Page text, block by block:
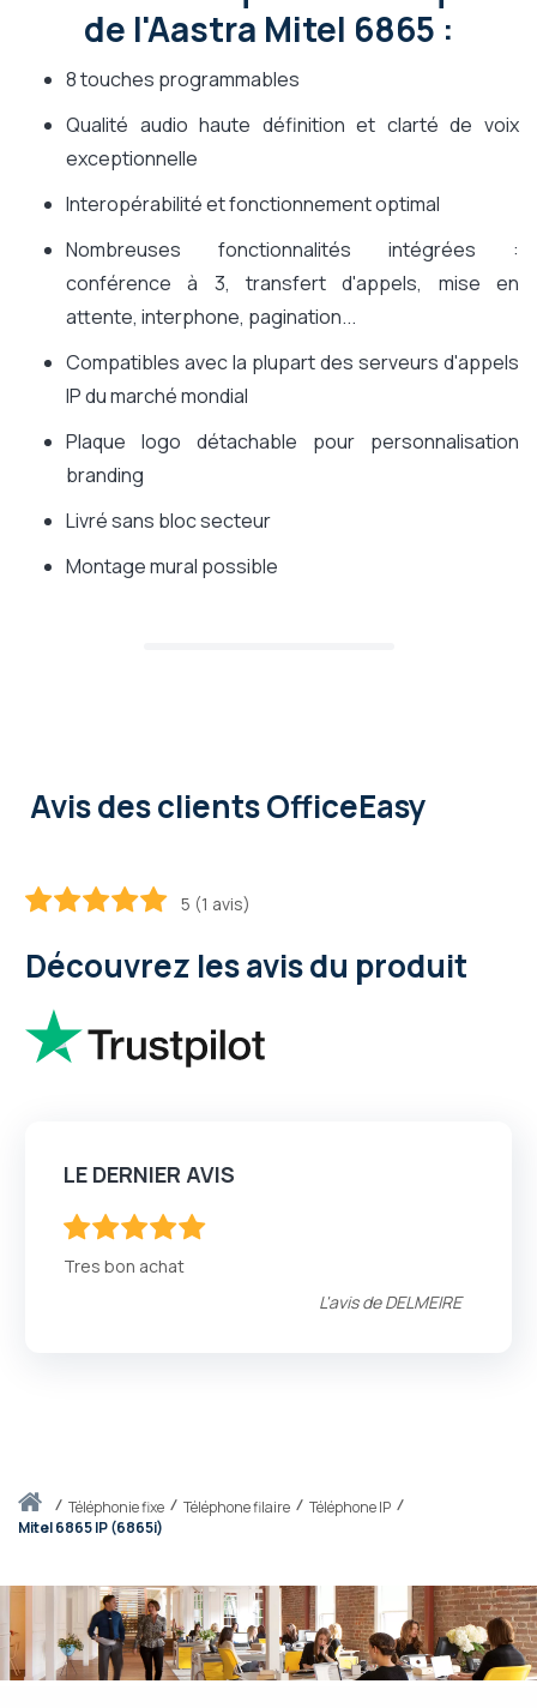
Accueiltéléphonie fixe Téléphone filaire
Téléphone IP
Mitel 6865 IP (6865i)
de l'Aastra Mitel 6865 :
8 touches programmables
Qualité audio haute définition et clarté de voix
exceptionnelle
Interopérabilité et fonctionnement optimal
Nombreuses fonctionnalités intégrées :
conférence à 3, transfert d'appels, mise en
attente, interphone, pagination...
Compatibles avec la plupart des serveurs d'appels
IP du marché mondial
Plaque logo détachable pour personnalisation
branding
Livré sans bloc secteur
Montage mural possible
Avis des clients OfficeEasy
5 (1 avis)
Découvrez les avis du produit
LE DERNIER AVIS
Tres bon achat
L'avis deDELMEIRE